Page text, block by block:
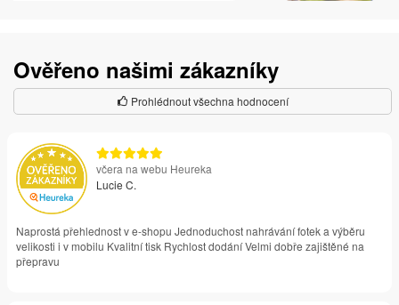
Ověřeno našimi zákazníky
Prohlédnout všechna hodnocení
včera na webu Heureka
Lucie C.
Naprostá přehlednost v e-shopu Jednoduchost nahrávání fotek a výběru
velikosti i v mobilu Kvalitní tisk Rychlost dodání Velmi dobře zajištěné na
přepravu